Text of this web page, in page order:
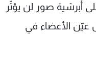
أبرشية صور لن يؤثّر
عيّن الأعضاء في